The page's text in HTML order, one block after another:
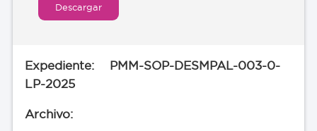
Descargar
PMM-SOP-DESMPAL-003-0-
LP-2025